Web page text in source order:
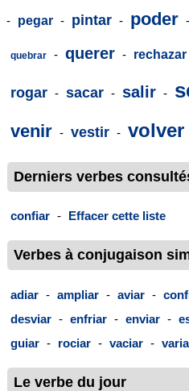
- pegar - pintar - poder -
quebrar - querer - rechazar
rogar - sacar - salir -
venir - vestir - volver
Derniers verbes
confiar - Effacer cette liste
Verbes à conjugaison
adiar - ampliar - aviar -
desviar - enfriar - enviar -
guiar - rociar - vaciar -
Le verbe du jour